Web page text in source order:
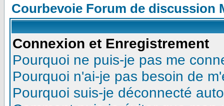
Courbevoie Forum de discussion
Connexion et Enregistrement
Pourquoi ne puis-je pas me
Pourquoi n'ai-je pas besoin de
Pourquoi suis-je déconnecté